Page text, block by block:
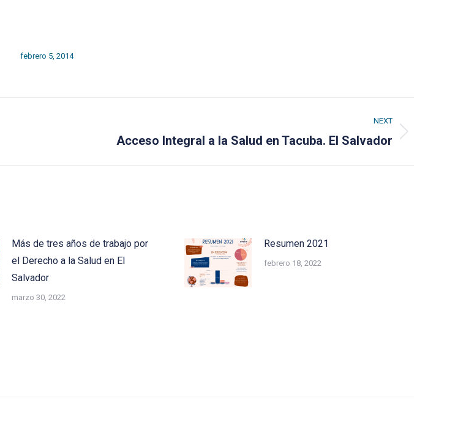
febrero 5, 2014
NEXT
Acceso Integral a la Salud en Tacuba. El Salvador
Más de tres años de trabajo por
el Derecho a la Salud en El
Salvador
marzo 30, 2022
Resumen 2021
febrero 18, 2022